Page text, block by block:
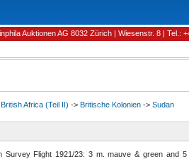
Auktionen AG 8032 Zürich | Wiesenstr. 8 | Tel.:
Africa (Teil II) -> Britische Kolonien -> Sudan
Survey Flight 1921/23: 3 m. mauve & green and